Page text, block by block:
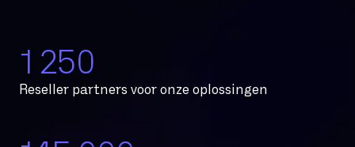
1 250
Reseller partners voor onze oplossingen